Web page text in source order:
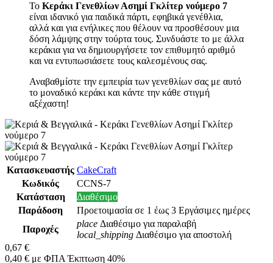
Το Κεράκι Γενεθλίων Ασημί Γκλίτερ νούμερο 7
είναι ιδανικό για παιδικά πάρτι, εφηβικά γενέθλια,
αλλά και για ενήλικες που θέλουν να προσθέσουν μια
δόση λάμψης στην τούρτα τους. Συνδυάστε το με άλλα
κεράκια για να δημιουργήσετε τον επιθυμητό αριθμό
και να εντυπωσιάσετε τους καλεσμένους σας.
Αναβαθμίστε την εμπειρία των γενεθλίων σας με αυτό
το μοναδικό κεράκι και κάντε την κάθε στιγμή
αξέχαστη!
Κατασκευαστής CakeCraft
Κωδικός
CCNS-7
Κατάσταση
Διαθέσιμο
Παράδοση
Προετοιμασία σε 1 έως 3 Εργάσιμες ημέρες
Παροχές
place Διαθέσιμο για παραλαβή
local_shipping Διαθέσιμο για αποστολή
0,67 €
0,40 € με ΦΠΑΈκπτωση 40%